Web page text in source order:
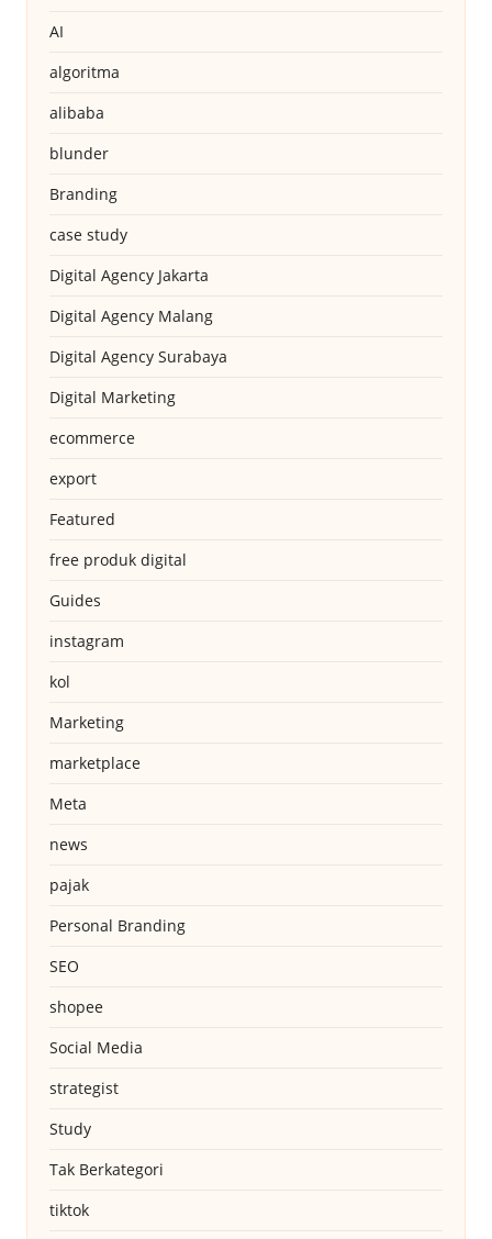
AI
algoritma
alibaba
blunder
Branding
case study
Digital Agency Jakarta
Digital Agency Malang
Digital Agency Surabaya
Digital Marketing
ecommerce
export
Featured
free produk digital
Guides
instagram
kol
Marketing
marketplace
Meta
news
pajak
Personal Branding
SEO
shopee
Social Media
strategist
Study
Tak Berkategori
tiktok